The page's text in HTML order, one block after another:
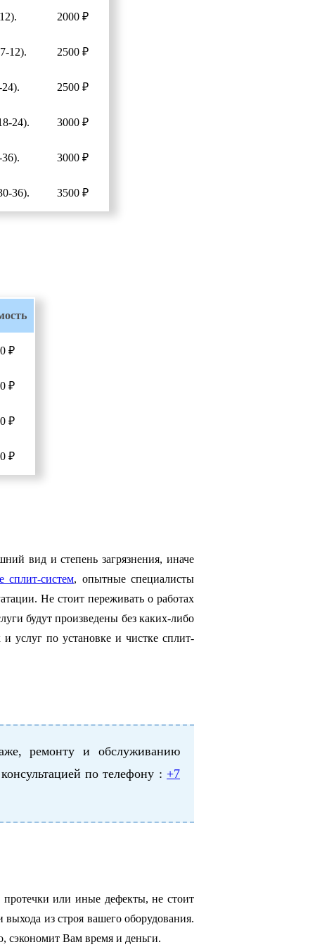
2000 ₽
12). 2500 ₽
2500 ₽
24). 3000 ₽
3000 ₽
36). 3500 ₽
₽
₽
₽
₽
вид и степень загрязнения, иначе
сплит-систем, опытные специалисты
Не стоит переживать о работах
будут произведены без каких-либо
услуг по установке и чистке сплит-
ремонту и обслуживанию
по телефону : +7
или иные дефекты, не стоит
из строя вашего оборудования.
сэкономит Вам время и деньги.